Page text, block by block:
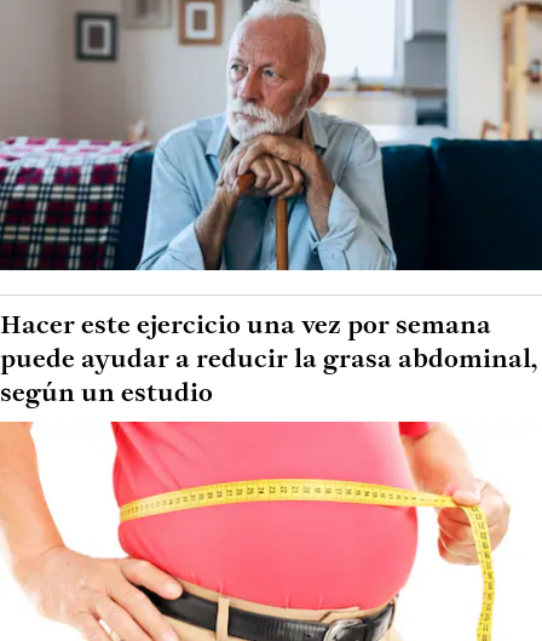
Hacer este ejercicio una vez por semana
puede ayudar a reducir la grasa abdominal,
según un estudio